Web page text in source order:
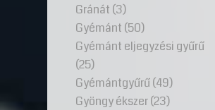
Gránát (3)
Gyémánt (50)
Gyémánt eljegyzési gyűrű
(25)
Gyémántgyűrű(49)
Gyöngy ékszer(23)